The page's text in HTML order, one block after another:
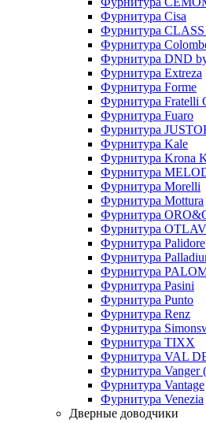
Фурнитура Cisa
Фурнитура
Фурнитура
Фурнитура DND
Фурнитура Extreza
Фурнитура Forme
Фурнитура Fratelli
Фурнитура Fuaro
Фурнитура
Фурнитура Kale
Фурнитура Krona
Фурнитура
Фурнитура Morelli
Фурнитура Mottura
Фурнитура
Фурнитура OTLAV
Фурнитура Palidore
Фурнитура
Фурнитура
Фурнитура Pasini
Фурнитура Punto
Фурнитура Renz
Фурнитура
Фурнитура TIXX
Фурнитура VAL
Фурнитура Vanger
Фурнитура Vantage
Фурнитура Venezia
Дверные доводчики